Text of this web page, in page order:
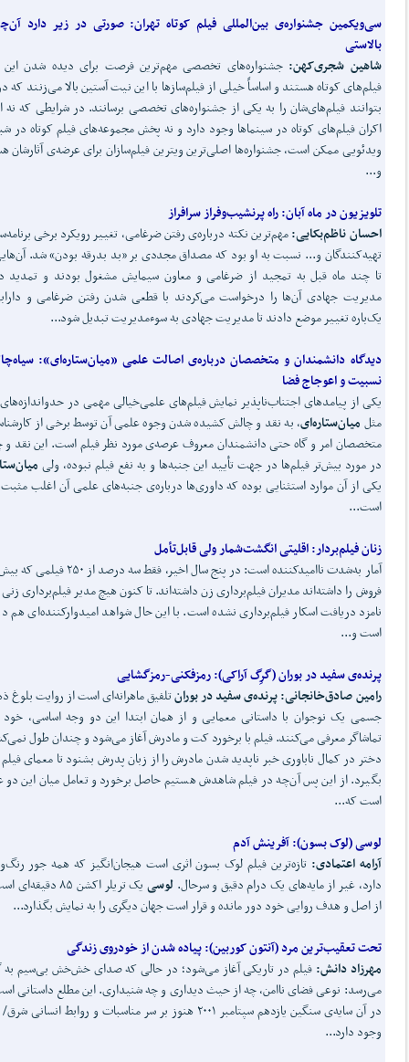
سیویکمین جشنواره‌ی بینالمللی فیلم کوتاه تهران: صورتی در زیر دارد آن
بالاستی
شاهین شجریکهن:جشنواره‌های تخصصی مهم‌ترین فرصت برای دیده شدن این
فیلم‌های کوتاه هستند و اساساً خیلی از فیلم‌سازها با این نیت آستین بالا می‌زنند که
بتوانند فیلم‌های‌شان را به یکی از جشنواره‌های تخصصی برسانند. در شرایطی که نه
اکران فیلم‌های کوتاه در سینماها وجود دارد و نه پخش مجموعه‌های فیلم کوتاه در
ویدئویی ممکن است، جشنواره‌ها اصلی‌ترین ویترین فیلم‌سازان برای عرضه‌ی آثارشان
و...
تلویزیون در ماه آبان:راه پرنشیبوفراز سرافراز
احسان ناظمبکایی:مهم‌ترین نکته درباره‌ی رفتن ضرغامی، تغییر رویکرد برخی
تهیه‌کنندگان و... نسبت به او بود که مصداق مجددی بر «بد بدرقه بودن» شد.
تا چند ماه قبل به تمجید از ضرغامی و معاون سیمایش مشغول بودند و تمدید
مدیریت جهادی آن‌ها را درخواست می‌کردند با قطعی شدن رفتن ضرغامی و
یک‌باره تغییر موضع دادند تا مدیریت جهادی به سوءمدیریت تبدیل شود...
دیدگاه دانشمندان و متخصصان درباره‌ی اصالت علمی «میانستارهای»: سیاه
نسبیت و اعوجاج فضا
یکی از پیامدهای اجتناب‌ناپذیر نمایش فیلم‌های علمی‌خیالی مهمی در
مثل میانستارهای، به نقد و چالش کشیده شدن وجوه علمی آن توسط برخی از
متخصصان امر و گاه حتی دانشمندان معروف عرصه‌ی مورد نظر فیلم است. این نقد و
در مورد بیش‌تر فیلم‌ها در جهت تأیید این جنبه‌ها و به نفع فیلم نبوده، ولی میان
یکی از آن موارد استثنایی بوده که داوری‌ها درباره‌ی جنبه‌های علمی آن اغلب
است...
زنان فیلمبردار:اقلیتی انگشتشمار ولی قابلتأمل
آمار به‌شدت ناامیدکننده است: در پنج سال اخیر، فقط سه
فروش را داشته‌اند مدیران فیلم‌برداری زن داشته‌اند. تا کنون هیچ مدیر فیلم‌برداری
نامزد دریافت اسکار فیلم‌برداری نشده است. با این حال شواهد امیدوارکننده‌ای هم
است و...
پرنده‌ی سفید در بوران (گرِگ آراکی):رمزفکنی-رمزگشایی
رامین صادقخانجانی: پرنده‌ی سفید در بورانتلفیق ماهرانه‌ای است از روایت بلوغ
جسمی یک نوجوان با داستانی معمایی و از همان ابتدا این دو وجه اساسی، خود
تماشاگر معرفی می‌کنند. فیلم با برخورد کت و مادرش آغاز می‌شود و چندان طول
دختر در کمال ناباوری خبر ناپدید شدن مادرش را از زبان پدرش بشنود تا معمای
بگیرد. از این پس آن‌چه در فیلم شاهدش هستیم حاصل برخورد و تعامل میان این
است که...
لوسی (لوک بسون):آفرینش آدم
آرامه اعتمادی:تازه‌ترین فیلم لوک بسون اثری است هیجان‌انگیز که همه‌ جور
دارد، غیر از مایه‌های یک درام دقیق و سرحال.لوسی
یک تریلر اکشن ۸۵
از اصل و هدف روایی خود دور مانده و قرار است جهان دیگری را به نمایش بگذارد...
تحت تعقیبترین مرد (آنتون کوربین):پیاده شدن از خودروی زندگی
مهرزاد دانش:فیلم در تاریکی آغاز می‌شود؛ در حالی که صدای خش‌خش بی‌سیم
می‌رسد: نوعی فضای ناامن، چه از حیث دیداری و چه شنیداری. این مطلع داستانی
در آن سایه‌ی سنگین یازدهم سپتامبر ۲۰۰۱ هنوز بر سر مناسبات و روابط
وجود دارد...